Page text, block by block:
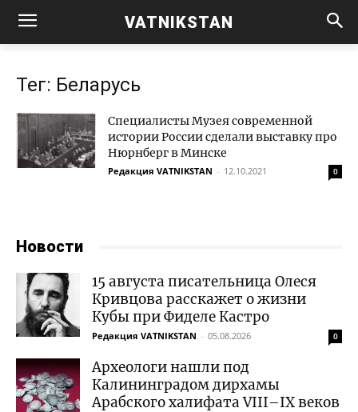
VATNIKSTAN
Тег: Беларусь
Специалисты Музея современной
истории России сделали выставку про
Нюрнберг в Минске
Редакция VATNIKSTAN - 12.10.2021 0
Новости
15 августа писательница Олеся
Кривцова расскажет о жизни
Кубы при Фиделе Кастро
Редакция VATNIKSTAN - 05.08.2026 0
Археологи нашли под
Калининградом дирхамы
Арабского халифата VIII–IX веков